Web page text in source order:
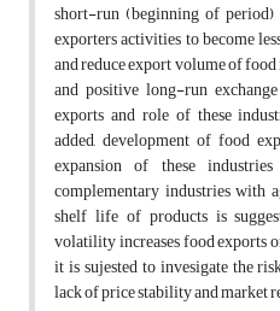
short-run (beginning of
exporters activities to become
and reduce export volume of
and positive long-run
exports and role of these
added, development of food
expansion of these
complementary industries with
shelf life of products is
volatility increases food exports
it is sujested to invesigate the
lack of price stability and market